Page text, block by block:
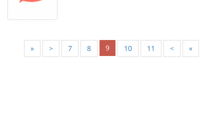
« < 7 8 9 10 11 > »